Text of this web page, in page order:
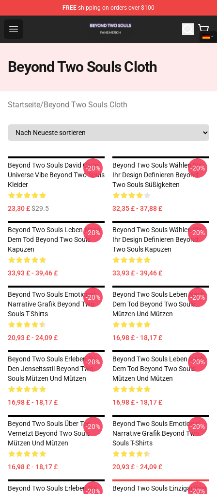
FREE shipping on orders over $100
Open menu
Beyond Two Souls Shop - Official Beyond Two Souls
Beyond Two Souls Cloth
Startseite/Beyond Two Souls Cloth
Beyond Two Souls David Cage
Universe Vibe Beyond Two Souls
Kleider
23,30 £$29.5
-20%
Beyond Two Souls Wählen Sie
Ihr Design Definieren Beyond
Two Souls Süßigkeiten
32,35 £ - 37,88 £
-20%
Beyond Two Souls Leben Nach
Dem Tod Beyond Two Souls
Kapuzen
33,93 £ - 39,46 £
-20%
Beyond Two Souls Wählen Sie
Ihr Design Definieren Beyond
Two Souls Kapuzen
33,93 £ - 39,46 £
-20%
Beyond Two Souls Emotional
Narrative Grafik Beyond Two
Souls T-Shirts
20,93 £ - 24,09 £
-20%
Beyond Two Souls Leben Nach
Dem Tod Beyond Two Souls
Mützen Und Mützen
16,98 £ - 18,17 £
-20%
Beyond Two Souls Erleben Sie
Den Jenseitsstil Beyond Two
Souls Mützen Und Mützen
16,98 £ - 18,17 £
-20%
Beyond Two Souls Leben Nach
Dem Tod Beyond Two Souls
Mützen Und Mützen
16,98 £ - 18,17 £
-20%
Beyond Two Souls Über Tee
Vernetzt Beyond Two Souls
Mützen Und Mützen
16,98 £ - 18,17 £
-20%
Beyond Two Souls Emotional
Narrative Grafik Beyond Two
Souls T-Shirts
20,93 £ - 24,09 £
-20%
Beyond Two Souls Erleben Sie
-20%
Beyond Two Souls Einzigartiger
-20%